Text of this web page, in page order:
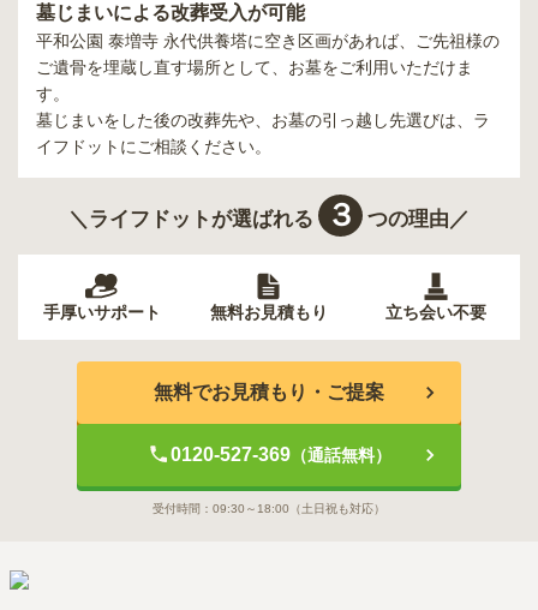
墓じまいによる改葬受入が可能
平和公園 泰増寺 永代供養塔に空き区画があれば、ご先祖様の
ご遺骨を埋蔵し直す場所として、お墓をご利用いただけま
す。
墓じまいをした後の改葬先や、お墓の引っ越し先選びは、ラ
イフドットにご相談ください。
＼ライフドットが選ばれる ３ つの理由／
手厚いサポート 無料お見積もり 立ち会い不要
無料でお見積もり・ご提案
0120-527-369（通話無料）
受付時間： 09:30～18:00 （土日祝も対応）